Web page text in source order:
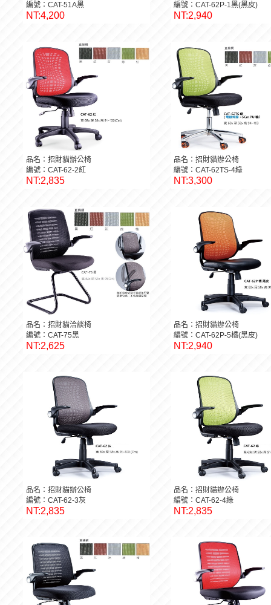
編號：CAT-51A黑
NT:4,200
編號：CAT-62P-1黑(黑皮)
NT:2,940
品名：招財貓辦公椅
編號：CAT-62-2紅
NT:2,835
品名：招財貓辦公椅
編號：CAT-62TS-4綠
NT:3,300
品名：招財貓洽談椅
編號：CAT-75黑
NT:2,625
品名：招財貓辦公椅
編號：CAT-62P-5橘(黑皮)
NT:2,940
品名：招財貓辦公椅
編號：CAT-62-3灰
NT:2,835
品名：招財貓辦公椅
編號：CAT-62-4綠
NT:2,835